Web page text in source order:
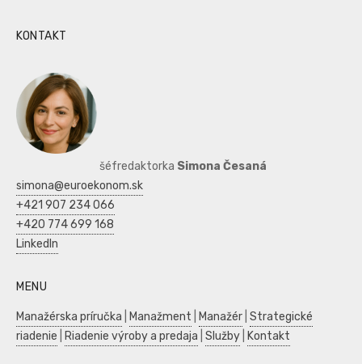
KONTAKT
šéfredaktorka Simona Česaná
simona@euroekonom.sk
+421 907 234 066
+420 774 699 168
LinkedIn
MENU
Manažérska príručka Manažment Manažér Strategické
riadenie
Riadenie výroby a predaja Služby Kontakt